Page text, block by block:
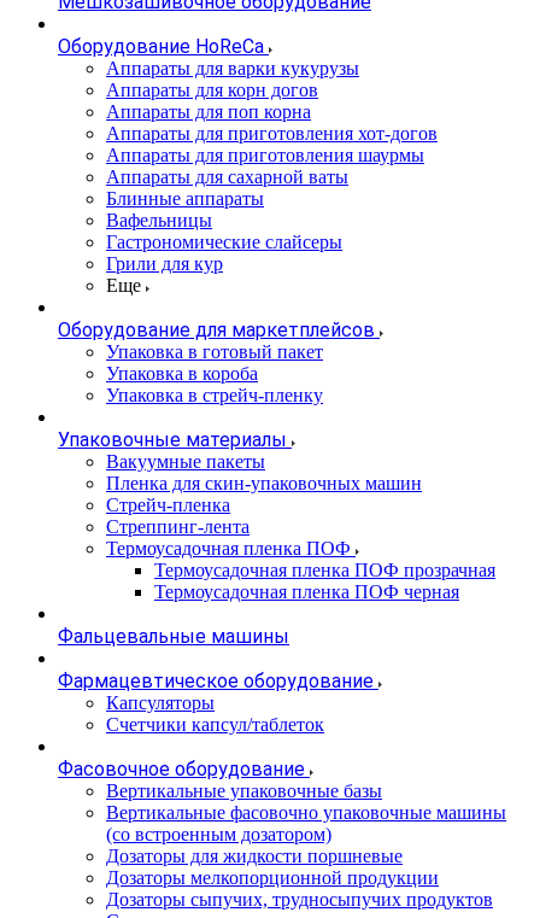
Оборудование HoReCa
Аппараты для варки кукурузы
Аппараты для корн догов
Аппараты для поп корна
Аппараты для приготовления хот-догов
Аппараты для приготовления шаурмы
Аппараты для сахарной ваты
Блинные аппараты
Вафельницы
Гастрономические слайсеры
Грили для кур
Еще
Оборудование для маркетплейсов
Упаковка в готовый пакет
Упаковка в короба
Упаковка в стрейч-пленку
Упаковочные материалы
Вакуумные пакеты
Пленка для скин-упаковочных машин
Стрейч-пленка
Стреппинг-лента
Термоусадочная пленка ПОФ
Термоусадочная пленка ПОФ прозрачная
Термоусадочная пленка ПОФ черная
Фальцевальные машины
Фармацевтическое оборудование
Капсуляторы
Счетчики капсул/таблеток
Фасовочноe оборудование
Вертикальные упаковочные базы
Вертикальные фасовочно упаковочные машины
(со встроенным дозатором)
Дозаторы для жидкости поршневые
Дозаторы мелкопорционной продукции
Дозаторы сыпучих, трудносыпучих продуктов